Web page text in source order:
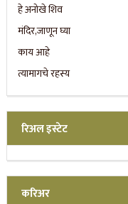
रिअल इस्टेट
करिअर